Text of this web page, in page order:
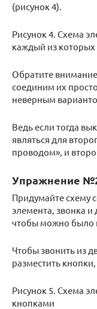
(рисунок 4).
Рисунок 4. Схема
каждый из
Обратите
соединим их
неверным
Ведь если тогда
являться для
проводом», и
Упражнение
Придумайте схему
элемента, звонка
чтобы можно было
Чтобы звонить из
разместить
Рисунок 5. Схема
кнопками